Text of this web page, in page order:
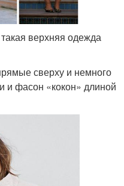
верхняя одежда
сверху и немного
и фасон «кокон» длиной